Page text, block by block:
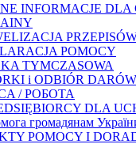
INFORMACJE DLA
POMOCY
TYMCZASOWA
i ODBIÓR DARÓW
/ РОБОТА
DLA
громадянам
POMOCY I